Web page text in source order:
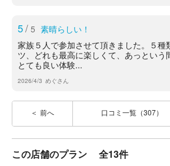
5/ 5 素晴らしい！
家族５人で参加させて頂きました。５種
ツ、どれも最高に楽しくて、あっという
とても良い体験...
2026/4/3 めぐさん
前へ 口コミ一覧（307）
この店舗のプラン 全13件